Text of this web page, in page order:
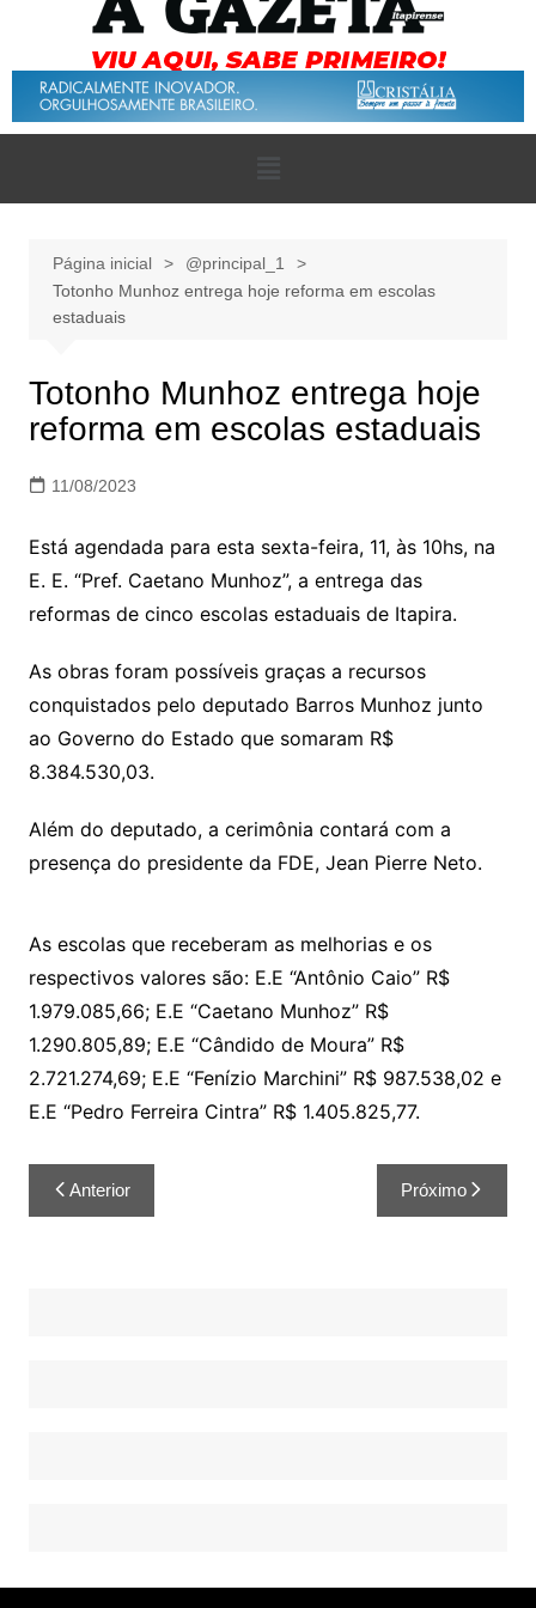
Página inicial
@principal_1
Totonho Munhoz entrega hoje reforma em escolas
estaduais
Totonho Munhoz entrega hoje
reforma em escolas estaduais
11/08/2023
Está agendada para esta sexta-feira, 11, às 10hs, na
E. E. “Pref. Caetano Munhoz”, a entrega das
reformas de cinco escolas estaduais de Itapira.
As obras foram possíveis graças a recursos
conquistados pelo deputado Barros Munhoz junto
ao Governo do Estado que somaram R$
8.384.530,03.
Além do deputado, a cerimônia contará com a
presença do presidente da FDE, Jean Pierre Neto.
As escolas que receberam as melhorias e os
respectivos valores são: E.E “Antônio Caio” R$
1.979.085,66; E.E “Caetano Munhoz” R$
1.290.805,89; E.E “Cândido de Moura” R$
2.721.274,69; E.E “Fenízio Marchini” R$ 987.538,02 e
E.E “Pedro Ferreira Cintra” R$ 1.405.825,77.
Anterior Próximo